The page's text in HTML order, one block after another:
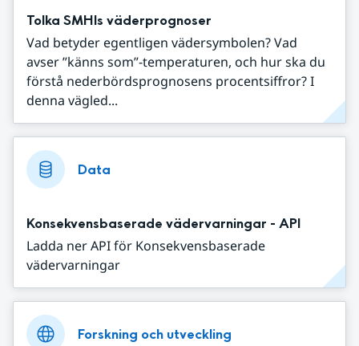
Tolka SMHIs väderprognoser
Vad betyder egentligen vädersymbolen? Vad
avser ”känns som”-temperaturen, och hur ska du
förstå nederbördsprognosens procentsiffror? I
denna vägled...
Data
Konsekvensbaserade vädervarningar - API
Ladda ner API för Konsekvensbaserade
vädervarningar
Forskning och utveckling